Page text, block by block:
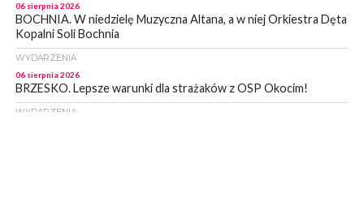
06 sierpnia 2026
BOCHNIA. W niedzielę Muzyczna Altana, a w niej Orkiestra Dęta
Kopalni Soli Bochnia
WYDARZENIA
06 sierpnia 2026
BRZESKO. Lepsze warunki dla strażaków z OSP Okocim!
WYDARZENIA